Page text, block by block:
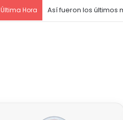
Última Hora